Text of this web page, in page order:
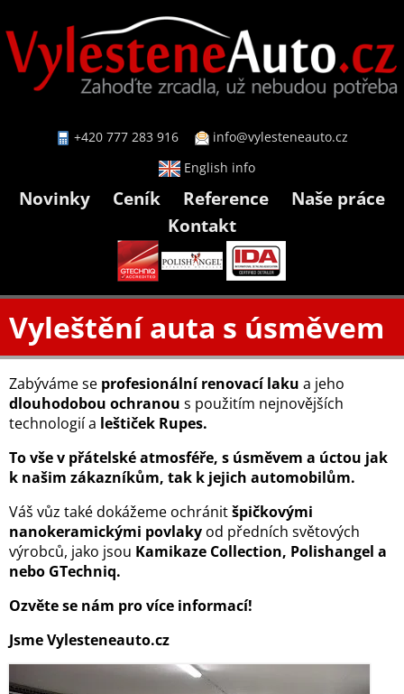
+420 777 283 916
info@vylesteneauto.cz
English info
Novinky Ceník Reference
Naše práce
Kontakt
Vyleštění auta s úsměvem
Zabýváme se profesionální renovací laku a jeho
dlouhodobou ochranou s použitím nejnovějších
technologií a leštiček Rupes.
To vše v přátelské atmosféře, s úsměvem a úctou jak
k našim zákazníkům, tak k jejich automobilům.
Váš vůz také dokážeme ochránitšpičkovými
nanokeramickými povlaky od předních světových
výrobců, jako jsou Kamikaze Collection, Polishangel a
nebo GTechniq.
Ozvěte se nám pro více informací!
Jsme Vylesteneauto.cz